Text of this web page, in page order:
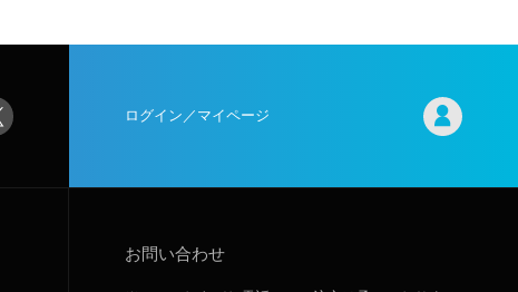
ログイン／マイページ
お問い合わせ